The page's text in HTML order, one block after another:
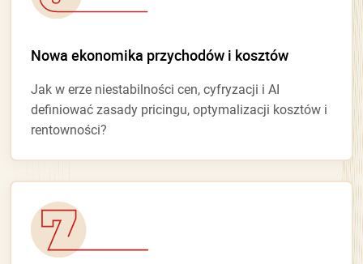
Nowa ekonomika przychodów i kosztów
Jak w erze niestabilności cen, cyfryzacji i AI
definiować zasady pricingu, optymalizacji kosztów i
rentowności?